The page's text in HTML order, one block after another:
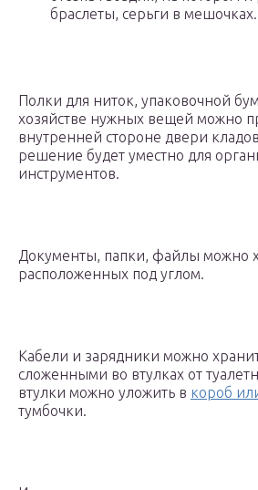
браслеты, серьги в мешочках.
Полки для ниток, упаковочной
хозяйстве нужных вещей можно
внутренней стороне двери
решение будет уместно для
инструментов.
Документы, папки, файлы можно
расположенных под углом.
Кабели и зарядники можно
сложенными во втулках от
втулки можно уложить в короб
тумбочки.